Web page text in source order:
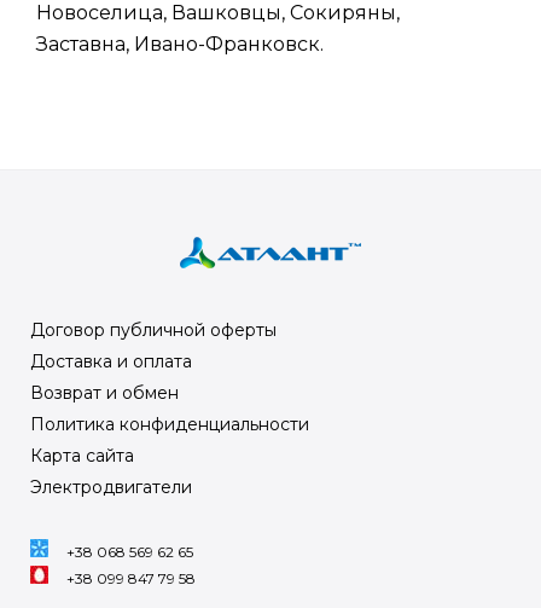
Новоселица, Вашковцы, Сокиряны,
Заставна, Ивано-Франковск.
Договор публичной оферты
Доставка и оплата
Возврат и обмен
Политика конфиденциальности
Карта сайта
Электродвигатели
+38 068 569 62 65
+38 099 847 79 58